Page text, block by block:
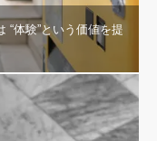
“体験”という価値を提